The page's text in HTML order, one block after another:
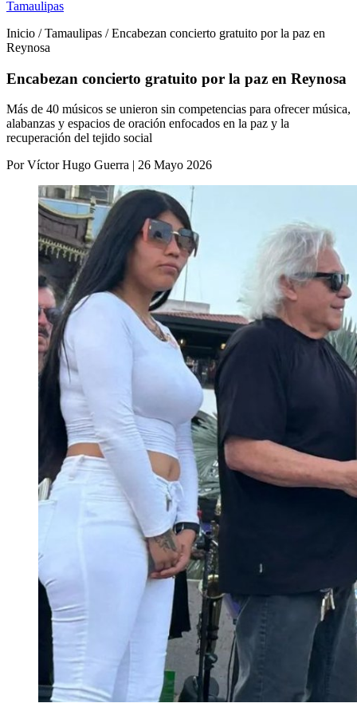
Tamaulipas
Inicio / Tamaulipas / Encabezan concierto gratuito por la paz en
Reynosa
Encabezan concierto gratuito por la paz en Reynosa
Más de 40 músicos se unieron sin competencias para ofrecer música,
alabanzas y espacios de oración enfocados en la paz y la
recuperación del tejido social
Por Víctor Hugo Guerra | 26 Mayo 2026